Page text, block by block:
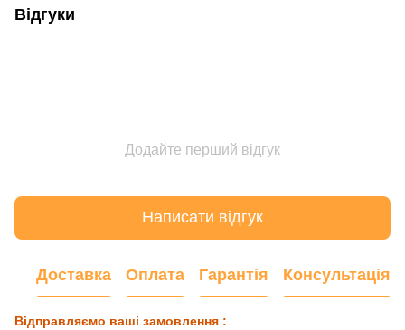
Відгуки
Додайте перший відгук
Написати відгук
Доставка Оплата Гарантія Консультація
Відправляємо ваші замовлення :